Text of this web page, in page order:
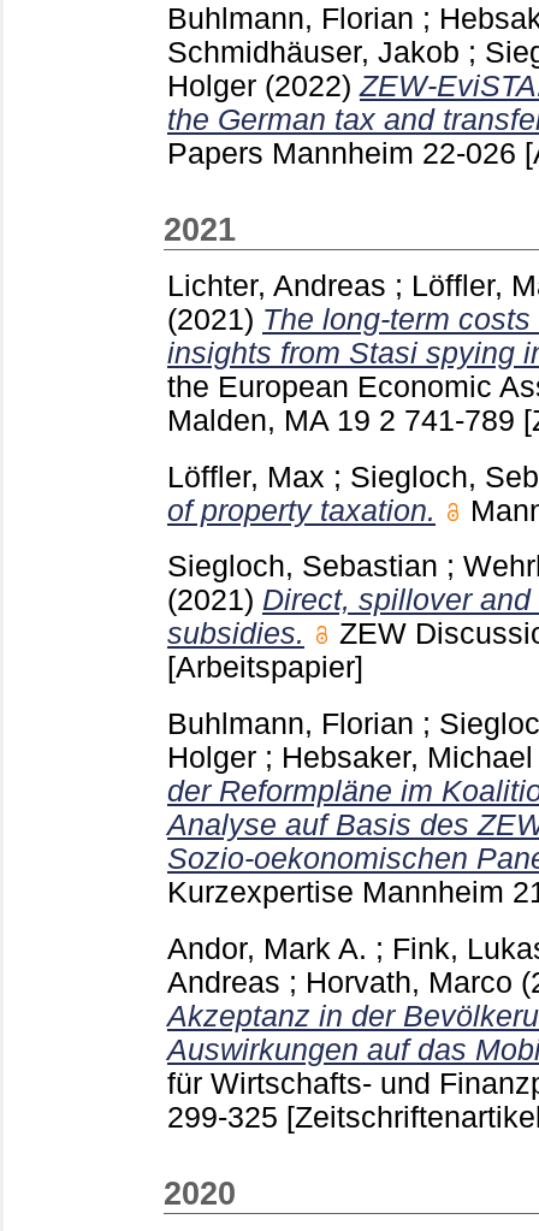
Buhlmann, Florian ;
Schmidhäuser, Jakob ;
Holger (2022)ZEW-
the German tax and
Papers Mannheim 22-026
2021
Lichter, Andreas ; Löffler,
(2021) The long-term
insights from Stasi spying
the European Economic
Malden, MA 19 2 741-789
Löffler, Max ; Siegloch,
of property taxation.
Siegloch, Sebastian ;
(2021) Direct, spillover
subsidies.
ZEW
[Arbeitspapier]
Buhlmann, Florian ;
Holger ; Hebsaker, Michael
der Reformpläne im
Analyse auf Basis des
Sozio-oekonomischen
Kurzexpertise Mannheim
Andor, Mark A. ; Fink,
Andreas ; Horvath, Marco
Akzeptanz in der
Auswirkungen auf das
für Wirtschafts- und
299-325
2020